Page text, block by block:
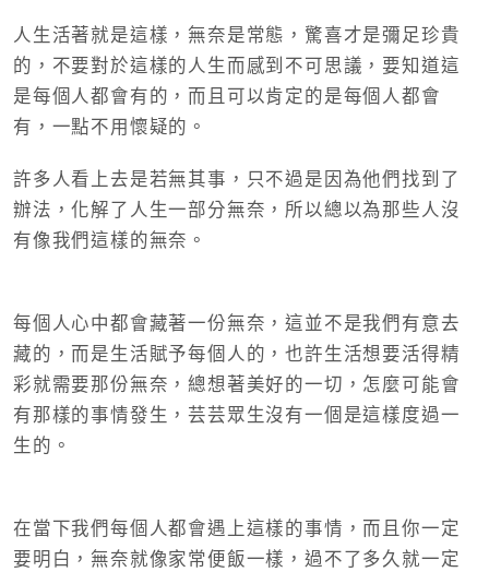
人生活著就是這樣，無奈是常態，驚喜才是彌足珍貴
的，不要對於這樣的人生而感到不可思議，要知道這
是每個人都會有的，而且可以肯定的是每個人都會
有，一點不用懷疑的。
許多人看上去是若無其事，只不過是因為他們找到了
辦法，化解了人生一部分無奈，所以總以為那些人沒
有像我們這樣的無奈。
每個人心中都會藏著一份無奈，這並不是我們有意去
藏的，而是生活賦予每個人的，也許生活想要活得精
彩就需要那份無奈，總想著美好的一切，怎麼可能會
有那樣的事情發生，芸芸眾生沒有一個是這樣度過一
生的。
在當下我們每個人都會遇上這樣的事情，而且你一定
要明白，無奈就像家常便飯一樣，過不了多久就一定